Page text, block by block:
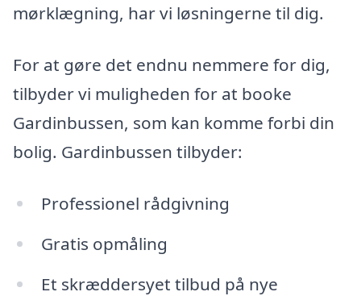
mørklægning, har vi løsningerne til dig.
For at gøre det endnu nemmere for dig,
tilbyder vi muligheden for at booke
Gardinbussen, som kan komme forbi din
bolig. Gardinbussen tilbyder:
Professionel rådgivning
Gratis opmåling
Et skræddersyet tilbud på nye